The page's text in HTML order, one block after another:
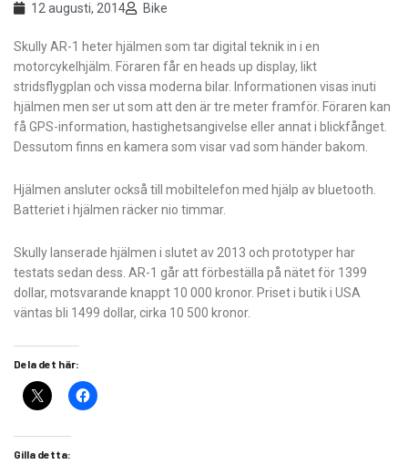
12 augusti, 2014 Bike
Skully AR-1 heter hjälmen som tar digital teknik in i en
motorcykelhjälm. Föraren får en heads up display, likt
stridsflygplan och vissa moderna bilar. Informationen visas inuti
hjälmen men ser ut som att den är tre meter framför. Föraren kan
få GPS-information, hastighetsangivelse eller annat i blickfånget.
Dessutom finns en kamera som visar vad som händer bakom.
Hjälmen ansluter också till mobiltelefon med hjälp av bluetooth.
Batteriet i hjälmen räcker nio timmar.
Skully lanserade hjälmen i slutet av 2013 och prototyper har
testats sedan dess. AR-1 går att förbeställa på nätet för 1399
dollar, motsvarande knappt 10 000 kronor. Priset i butik i USA
väntas bli 1499 dollar, cirka 10 500 kronor.
Dela det här:
Gilla detta: